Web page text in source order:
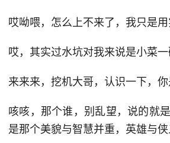
哎呦喂，怎么上不来了，我只是
哎，其实过水坑对我来说是小菜
来来来，挖机大哥，认识一下，你
咳咳，那个谁，别乱望，说的就
是那个美貌与智慧并重，英雄与